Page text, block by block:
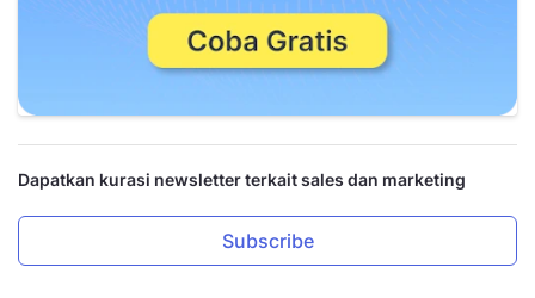
Dapatkan kurasi newsletter terkait sales dan marketing
Subscribe